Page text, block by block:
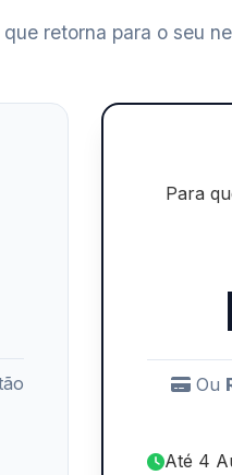
retorna para o seu
Para
Ou
Até 4